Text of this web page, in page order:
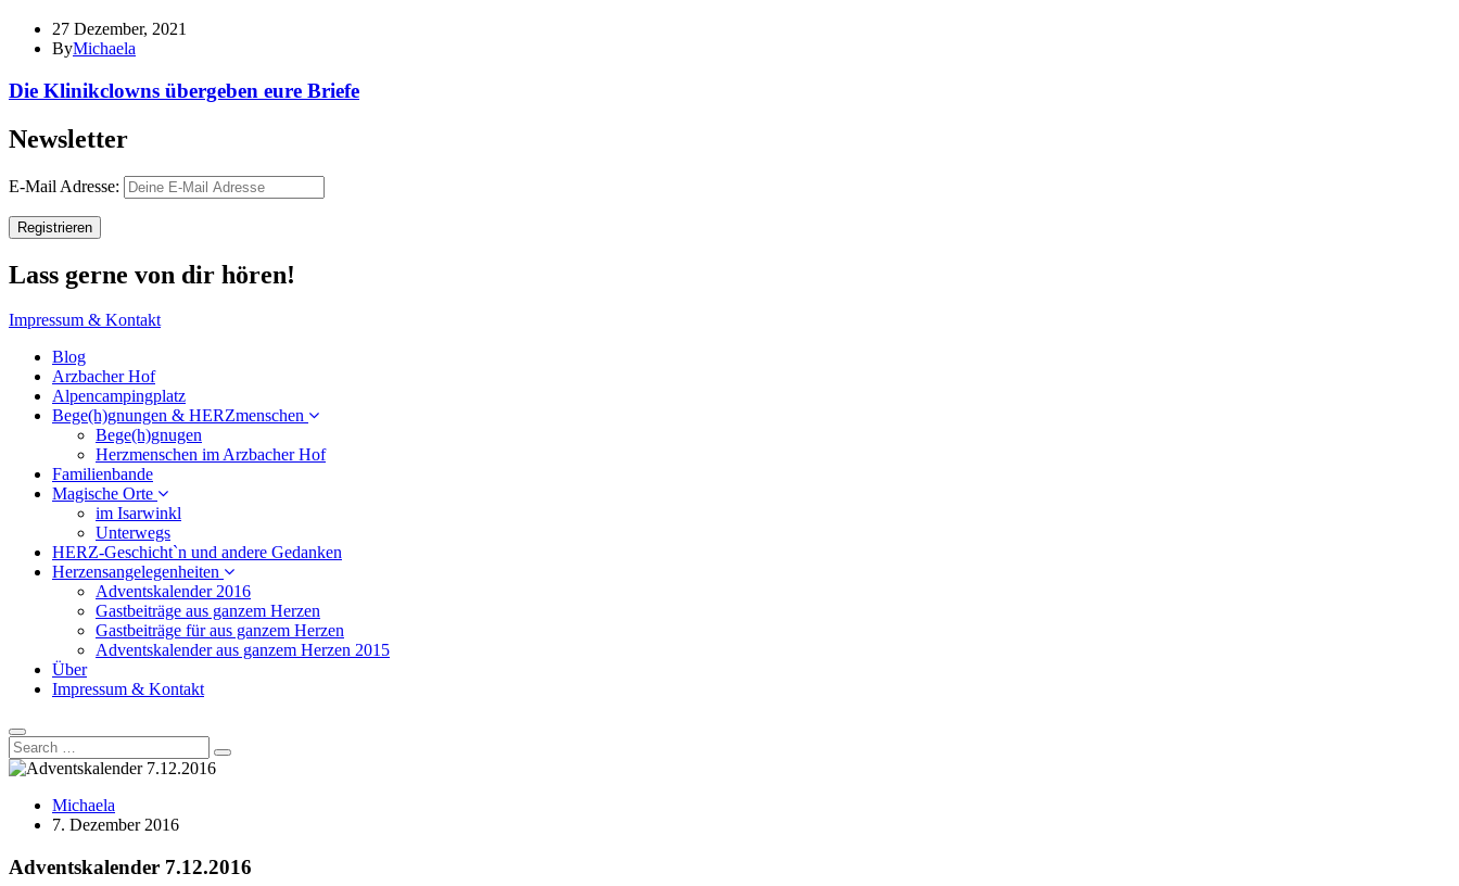
27 Dezember, 2021
ByMichaela
Die Klinikclowns übergeben eure Briefe
Newsletter
E-Mail Adresse:
Lass gerne von dir hören!
Impressum & Kontakt
Blog
Arzbacher Hof
Alpencampingplatz
Bege(h)gnungen & HERZmenschen
Bege(h)gnugen
Herzmenschen im Arzbacher Hof
Familienbande
Magische Orte
im Isarwinkl
Unterwegs
HERZ-Geschicht`n und andere Gedanken
Herzensangelegenheiten
Adventskalender 2016
Gastbeiträge aus ganzem Herzen
Gastbeiträge für aus ganzem Herzen
Adventskalender aus ganzem Herzen 2015
Über
Impressum & Kontakt
Michaela
7. Dezember 2016
Adventskalender 7.12.2016